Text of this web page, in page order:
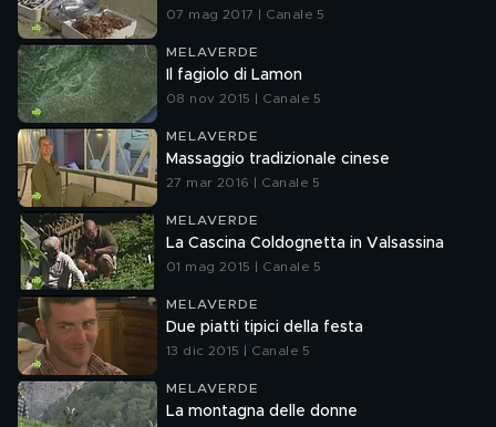
07 mag 2017 | Canale 5
MELAVERDE
Il fagiolo di Lamon
08 nov 2015 | Canale 5
MELAVERDE
Massaggio tradizionale cinese
27 mar 2016 | Canale 5
MELAVERDE
La Cascina Coldognetta in Valsassina
01 mag 2015 | Canale 5
MELAVERDE
Due piatti tipici della festa
13 dic 2015 | Canale 5
MELAVERDE
La montagna delle donne